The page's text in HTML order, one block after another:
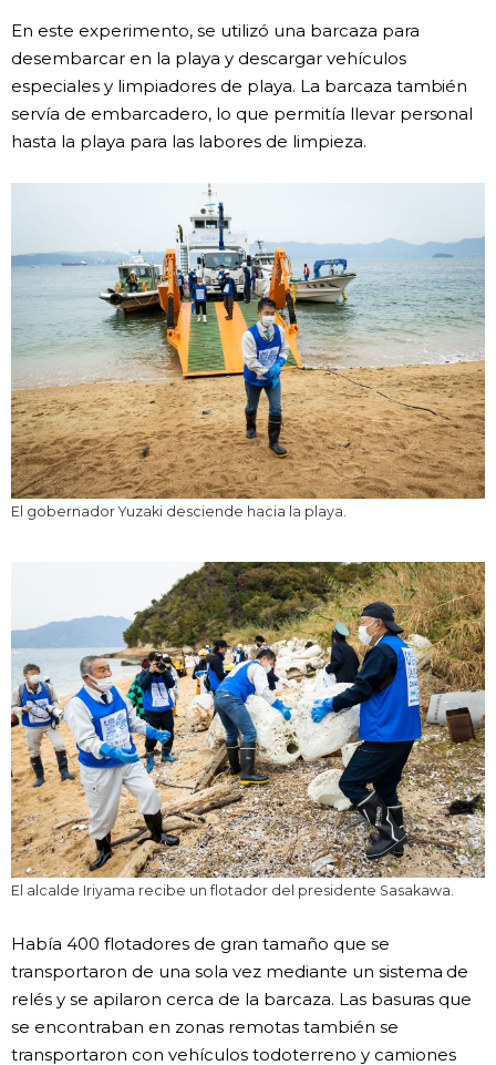
En este experimento, se utilizó una barcaza para
desembarcar en la playa y descargar vehículos
especiales y limpiadores de playa. La barcaza también
servía de embarcadero, lo que permitía llevar personal
hasta la playa para las labores de limpieza.
El gobernador Yuzaki desciende hacia la playa.
El alcalde Iriyama recibe un flotador del presidente Sasakawa.
Había 400 flotadores de gran tamaño que se
transportaron de una sola vez mediante un sistema de
relés y se apilaron cerca de la barcaza. Las basuras que
se encontraban en zonas remotas también se
transportaron con vehículos todoterreno y camiones